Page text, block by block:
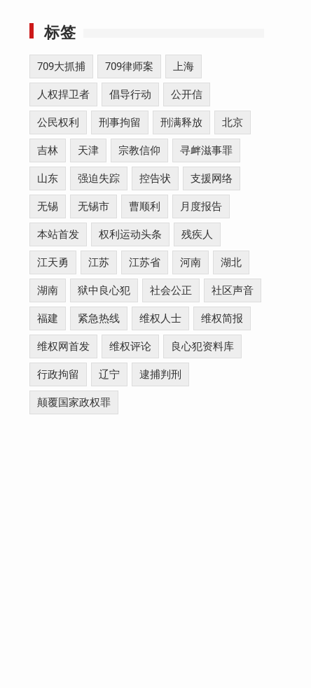
标签
709大抓捕 709律师案 上海
人权捍卫者 倡导行动 公开信
公民权利 刑事拘留 刑满释放 北京
吉林 天津 宗教信仰 寻衅滋事罪
山东 强迫失踪 控告状 支援网络
无锡 无锡市 曹顺利 月度报告
本站首发 权利运动头条 残疾人
江天勇 江苏 江苏省 河南 湖北
湖南 狱中良心犯 社会公正 社区声音
福建 紧急热线 维权人士 维权简报
维权网首发 维权评论 良心犯资料库
行政拘留 辽宁 逮捕判刑
颠覆国家政权罪